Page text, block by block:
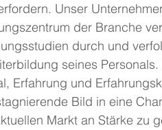
Unser
der Branche
durch und
seines Personals.
Erfahrung und
Bild in eine
Markt an Stärke zu